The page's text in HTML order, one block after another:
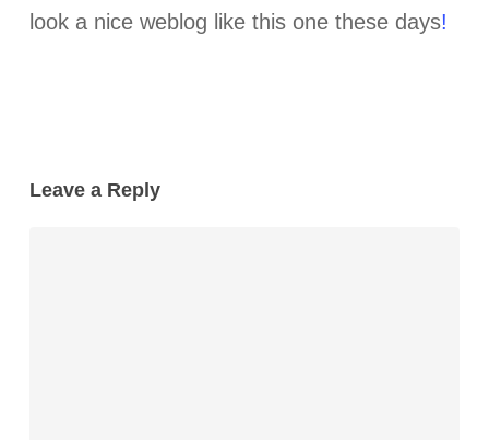
look a nice weblog like this one these days!
Leave a Reply